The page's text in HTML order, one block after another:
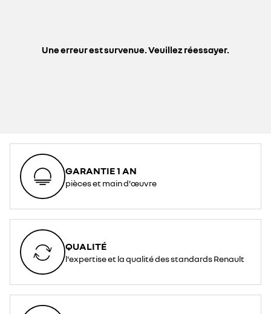
Une erreur est survenue. Veuillez réessayer.
GARANTIE 1 AN
pièces et main d'œuvre
QUALITÉ
l'expertise et la qualité des standards Renault